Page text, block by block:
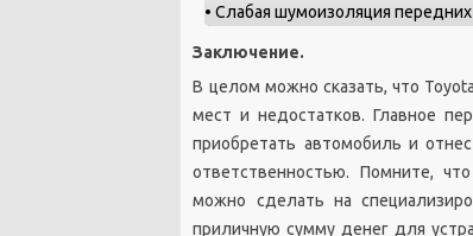
• Слабая шумоизоляция
Заключение.
В целом можно сказать, что
мест и недостатков. Главное
приобретать автомобиль и
ответственностью. Помните,
можно сделать на
приличную сумму денег для